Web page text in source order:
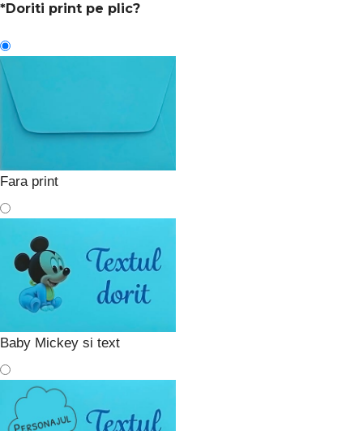
*Doriti print pe plic?
Fara print
Baby Mickey si text